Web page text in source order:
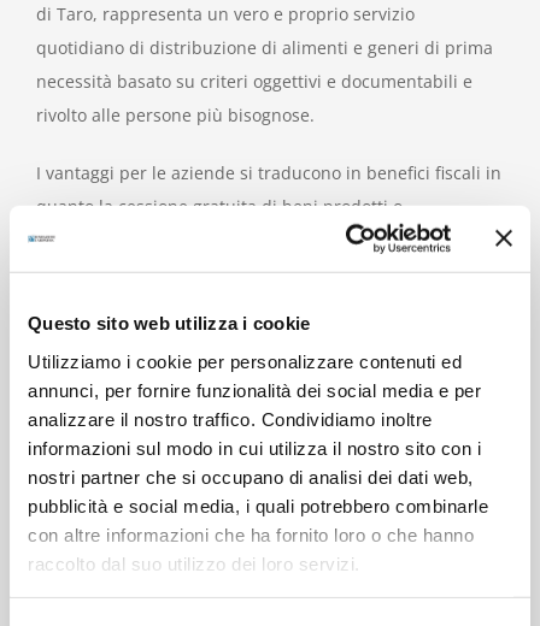
Questo sito web utilizza i cookie
Utilizziamo i cookie per personalizzare contenuti ed
annunci, per fornire funzionalità dei social media e per
analizzare il nostro traffico. Condividiamo inoltre
informazioni sul modo in cui utilizza il nostro sito con i
nostri partner che si occupano di analisi dei dati web,
pubblicità e social media, i quali potrebbero combinarle
con altre informazioni che ha fornito loro o che hanno
raccolto dal suo utilizzo dei loro servizi.
di Taro, rappresenta un vero e proprio servizio
quotidiano di distribuzione di alimenti e generi di prima
necessità basato su criteri oggettivi e documentabili e
rivolto alle persone più bisognose.
I vantaggi per le aziende si traducono in benefici fiscali in
quanto la cessione gratuita di beni prodotti o
commercializzati dall’impresa non è considerata reddito
ed è esente da IVA. Inoltre non esistono limiti di importo
precisato che le aziende donatrici non sono responsabili
del corretto stato di conservazione, del trasporto, del
deposito e dell’utilizzo degli alimenti.
Piattaforma Parma garantisce inoltre la completa
ricaduta delle donazioni sul territorio, la tracciabilità dei
prodotti donati e la rendicontazione periodica ai
donatori.